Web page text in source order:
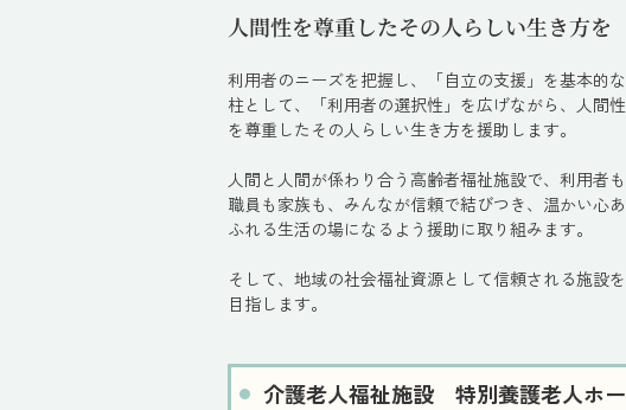
人間性を尊重したその人らしい生き方を
利用者のニーズを把握し、「自立の支援」を基本的な
柱として、「利用者の選択性」を広げながら、人間性
を尊重したその人らしい生き方を援助します。
人間と人間が係わり合う高齢者福祉施設で、利用者も
職員も家族も、みんなが信頼で結びつき、温かい心あ
ふれる生活の場になるよう援助に取り組みます。
そして、地域の社会福祉資源として信頼される施設を
目指します。
介護老人福祉施設 特別養護老人ホ